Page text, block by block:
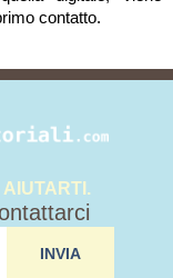
contatto.
INVIA